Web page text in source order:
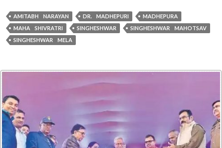
AMITABH NARAYAN DR. MADHEPURI
MADHEPURA
MAHA SHIVRATRI
SINGHESHWAR
SINGHESHWAR MAHOTSAV
SINGHESHWAR MELA